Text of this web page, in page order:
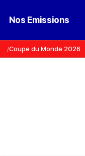
Nos Emissions
Coupe du Monde 2026